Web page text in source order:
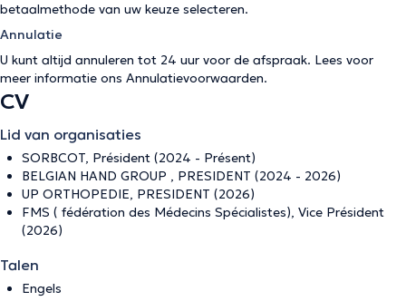
betaalmethode van uw keuze selecteren.
Annulatie
U kunt altijd annuleren tot 24 uur voor de afspraak. Lees voor
meer informatie ons Annulatievoorwaarden.
CV
Lid van organisaties
SORBCOT, Président (2024 - Présent)
BELGIAN HAND GROUP , PRESIDENT (2024 - 2026)
UP ORTHOPEDIE, PRESIDENT (2026)
FMS ( fédération des Médecins Spécialistes), Vice Président
(2026)
Talen
Engels